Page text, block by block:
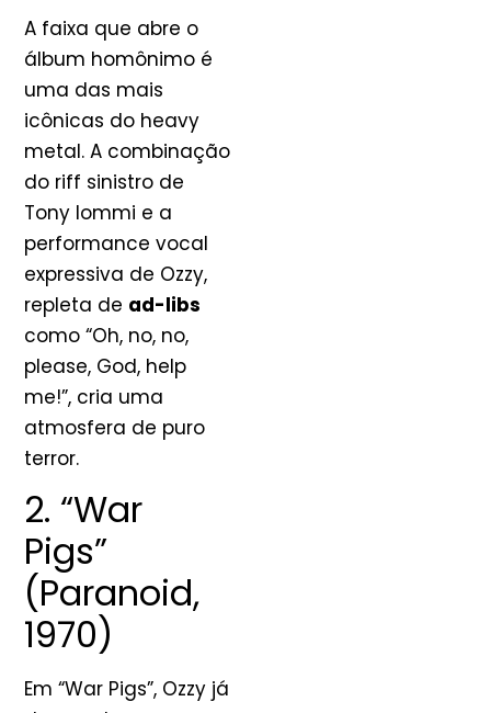
A faixa que abre o
álbum homônimo é
uma das mais
icônicas do heavy
metal. A combinação
do riff sinistro de
Tony Iommi e a
performance vocal
expressiva de Ozzy,
repleta de ad-libs
como “Oh, no, no,
please, God, help
me!”, cria uma
atmosfera de puro
terror.
2. “War
Pigs”
(Paranoid,
1970)
Em “War Pigs”, Ozzy já